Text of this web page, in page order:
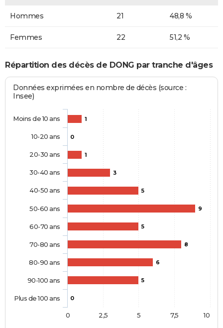
Hommes 21 48,8 %
Femmes 22 51,2 %
Répartition des décès de DONG par tranche d'âges
Données exprimées en nombre de décès (source :
Insee)
1
0
1
3
5
9
5
8
6
5
0
Moins de 10 ans
10-20 ans
20-30 ans
30-40 ans
40-50 ans
50-60 ans
60-70 ans
70-80 ans
80-90 ans
90-100 ans
Plus de 100 ans
0 10
2,5 5 7,5